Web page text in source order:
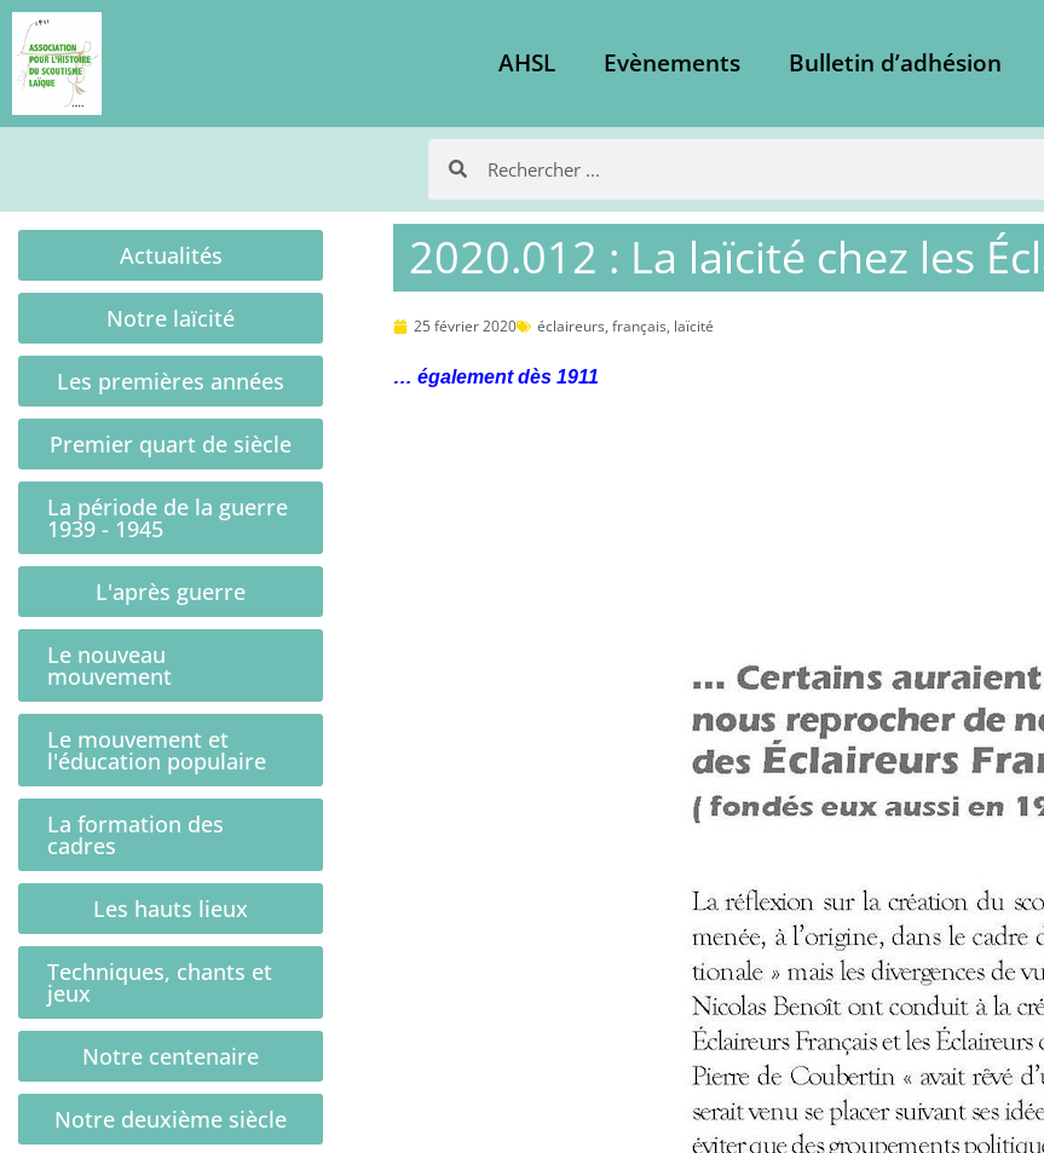
AHSL Evènements Bulletin d’adhésion
Actualités
Notre laïcité
Les premières années
Premier quart de siècle
La période de la guerre
1939 - 1945
L'après guerre
Le nouveau
mouvement
Le mouvement et
l'éducation populaire
La formation des
cadres
Les hauts lieux
Techniques, chants et
jeux
Notre centenaire
Notre deuxième siècle
2020.012 : La laïcité chez les
25 février 2020 éclaireurs, français, laïcité
… également dès 1911